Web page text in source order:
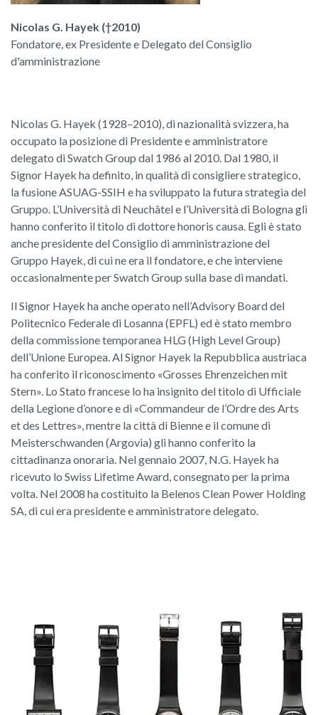
Nicolas G. Hayek (†2010)
Fondatore, ex Presidente e Delegato del Consiglio
d'amministrazione
Nicolas G. Hayek (1928–2010), di nazionalità svizzera, ha
occupato la posizione di Presidente e amministratore
delegato di Swatch Group dal 1986 al 2010. Dal 1980, il
Signor Hayek ha definito, in qualità di consigliere strategico,
la fusione ASUAG-SSIH e ha sviluppato la futura strategia del
Gruppo. L’Università di Neuchâtel e l’Università di Bologna gli
hanno conferito il titolo di dottore honoris causa. Egli è stato
anche presidente del Consiglio di amministrazione del
Gruppo Hayek, di cui ne era il fondatore, e che interviene
occasionalmente per Swatch Group sulla base di mandati.
Il Signor Hayek ha anche operato nell’Advisory Board del
Politecnico Federale di Losanna (EPFL) ed è stato membro
della commissione temporanea HLG (High Level Group)
dell’Unione Europea. Al Signor Hayek la Repubblica austriaca
ha conferito il riconoscimento «Grosses Ehrenzeichen mit
Stern». Lo Stato francese lo ha insignito del titolo di Ufficiale
della Legione d’onore e di «Commandeur de l’Ordre des Arts
et des Lettres», mentre la città di Bienne e il comune di
Meisterschwanden (Argovia) gli hanno conferito la
cittadinanza onoraria. Nel gennaio 2007, N.G. Hayek ha
ricevuto lo Swiss Lifetime Award, consegnato per la prima
volta. Nel 2008 ha costituito la Belenos Clean Power Holding
SA, di cui era presidente e amministratore delegato.